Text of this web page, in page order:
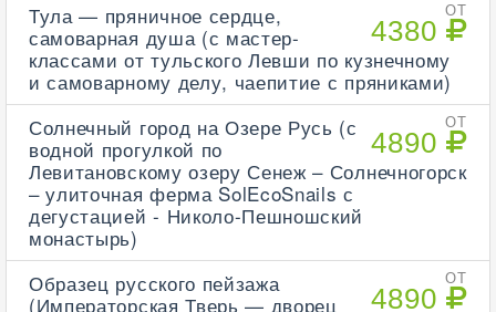
ОТ
4380
Тула — пряничное сердце,
самоварная душа (с мастер-
классами от тульского Левши по кузнечному
и самоварному делу, чаепитие с пряниками)
ОТ
4890
Солнечный город на Озере Русь (с
водной прогулкой по
Левитановскому озеру Сенеж – Солнечногорск
– улиточная ферма SolEcoSnails с
дегустацией - Николо-Пешношский
монастырь)
ОТ
4890
Образец русского пейзажа
(Императорская Тверь — дворец